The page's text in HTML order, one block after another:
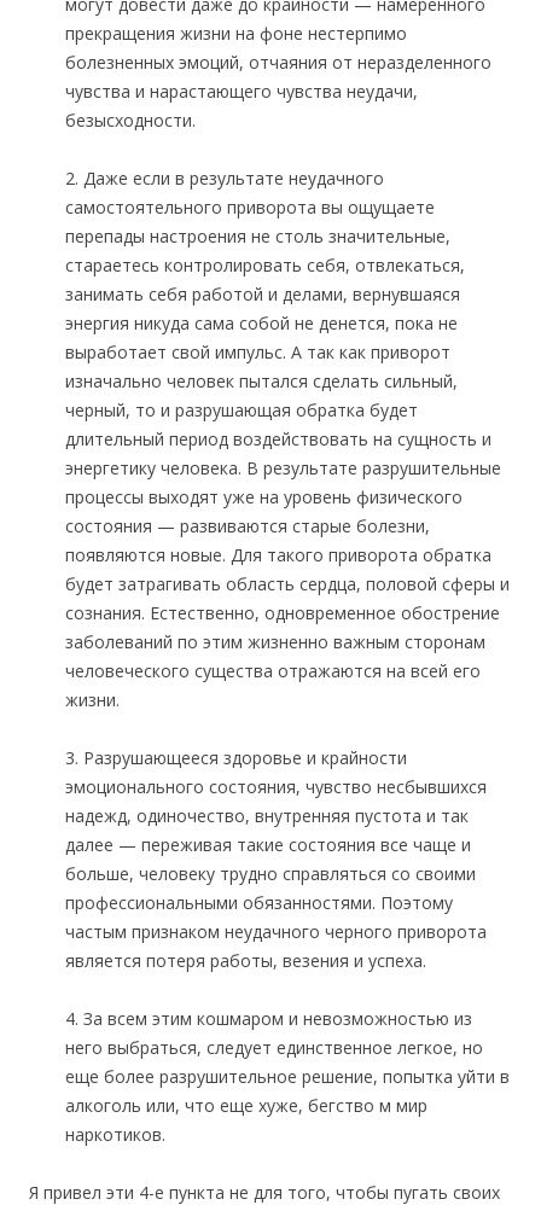
прекращения жизни на фоне нестерпимо
болезненных эмоций, отчаяния от неразделенного
чувства и нарастающего чувства неудачи,
безысходности.
2. Даже если в результате неудачного
самостоятельного приворота вы ощущаете
перепады настроения не столь значительные,
стараетесь контролировать себя, отвлекаться,
занимать себя работой и делами, вернувшаяся
энергия никуда сама собой не денется, пока не
выработает свой импульс. А так как приворот
изначально человек пытался сделать сильный,
черный, то и разрушающая обратка будет
длительный период воздействовать на сущность и
энергетику человека. В результате разрушительные
процессы выходят уже на уровень физического
состояния — развиваются старые болезни,
появляются новые. Для такого приворота обратка
будет затрагивать область сердца, половой сферы и
сознания. Естественно, одновременное обострение
заболеваний по этим жизненно важным сторонам
человеческого существа отражаются на всей его
жизни.
3. Разрушающееся здоровье и крайности
эмоционального состояния, чувство несбывшихся
надежд, одиночество, внутренняя пустота и так
далее — переживая такие состояния все чаще и
больше, человеку трудно справляться со своими
профессиональными обязанностями. Поэтому
частым признаком неудачного черного приворота
является потеря работы, везения и успеха.
4. За всем этим кошмаром и невозможностью из
него выбраться, следует единственное легкое, но
еще более разрушительное решение, попытка уйти в
алкоголь или, что еще хуже, бегство м мир
наркотиков.
Я привел эти 4-е пункта не для того, чтобы пугать своих